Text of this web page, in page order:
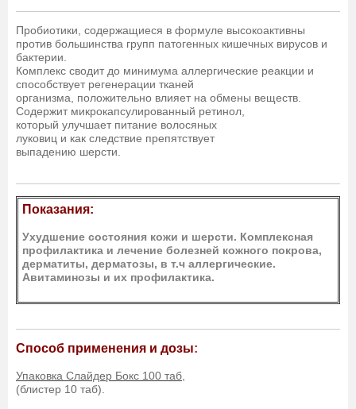
Пробиотики, содержащиеся в формуле высокоактивны
против большинства групп патогенных кишечных вирусов и
бактерии.
Комплекс сводит до минимума аллергические реакции и
способствует регенерации тканей
организма, положительно влияет на обмены веществ.
Содержит микрокапсулированный ретинол,
который улучшает питание волосяных
луковиц и как следствие препятствует
выпадению шерсти.
Показания:
Ухудшение состояния кожи и шерсти. Комплексная
профилактика и лечение болезней кожного покрова,
дерматиты, дерматозы, в т.ч аллергические.
Авитаминозы и их профилактика.
Способ применения и дозы:
Упаковка Слайдер Бокс 100 таб,
(блистер 10 таб).